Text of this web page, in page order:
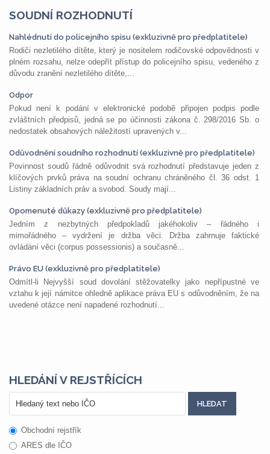
SOUDNÍ ROZHODNUTÍ
Nahlédnutí do policejního spisu (exkluzivně pro předplatitele)
Rodiči nezletilého dítěte, který je nositelem rodičovské odpovědnosti v
plném rozsahu, nelze odepřít přístup do policejního spisu, vedeného z
důvodu zranění nezletilého dítěte,...
Odpor
Pokud není k podání v elektronické podobě připojen podpis podle
zvláštních předpisů, jedná se po účinnosti zákona č. 298/2016 Sb. o
nedostatek obsahových náležitostí upravených v...
Odůvodnění soudního rozhodnutí (exkluzivně pro předplatitele)
Povinnost soudů řádně odůvodnit svá rozhodnutí představuje jeden z
klíčových prvků práva na soudní ochranu chráněného čl. 36 odst. 1
Listiny základních práv a svobod. Soudy mají...
Opomenuté důkazy (exkluzivně pro předplatitele)
Jedním z nezbytných předpokladů jakéhokoliv – řádného i
mimořádného – vydržení je držba věci. Držba zahrnuje faktické
ovládání věci (corpus possessionis) a současně...
Právo EU (exkluzivně pro předplatitele)
Odmítl-li Nejvyšší soud dovolání stěžovatelky jako nepřípustné ve
vztahu k její námitce ohledně aplikace práva EU s odůvodněním, že na
uvedené otázce není napadené rozhodnutí...
HLEDÁNÍ V REJSTŘÍCÍCH
Obchodní rejstřík
ARES dle IČO